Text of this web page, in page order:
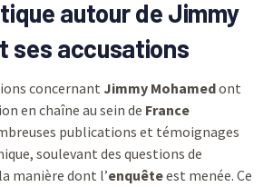
autour de Jimmy
ses accusations
concernant Jimmy Mohamedont
en chaîne au sein de France
publications et témoignages
soulevant des questions de
manière dont l’enquêteest menée. Ce